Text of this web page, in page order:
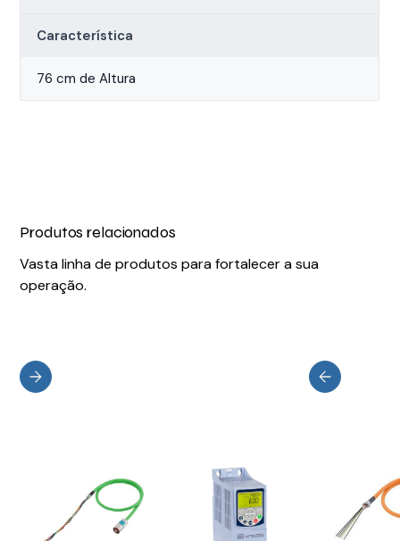
Característica
76 cm de Altura
Produtos relacionados
Vasta linha de produtos para fortalecer a sua
operação.